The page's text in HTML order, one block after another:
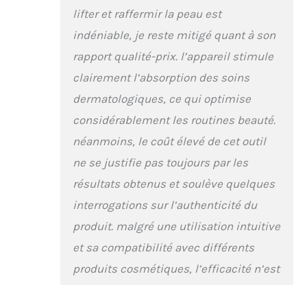
lifter et raffermir la peau est
indéniable, je reste mitigé quant à son
rapport qualité-prix. l’appareil stimule
clairement l’absorption des soins
dermatologiques, ce qui optimise
considérablement les routines beauté.
néanmoins, le coût élevé de cet outil
ne se justifie pas toujours par les
résultats obtenus et soulève quelques
interrogations sur l’authenticité du
produit. malgré une utilisation intuitive
et sa compatibilité avec différents
produits cosmétiques, l’efficacité n’est